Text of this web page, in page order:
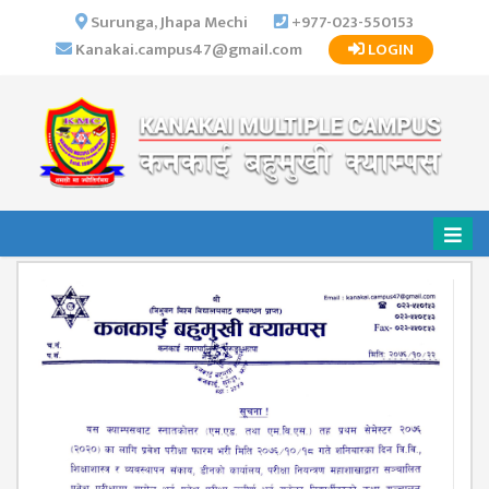
ABOUT US
INSTITUTIONAL
OVERVIEW
VISION MISSION
OBJECTIVES
MAJOR
STRATEGIES
ORGANIZATIONAL
ACTIVITIES &
ACHIEVEMENTS
Surunga, Jhapa Mechi
+977-023-550153
Kanakai.campus47@gmail.com
LOGIN